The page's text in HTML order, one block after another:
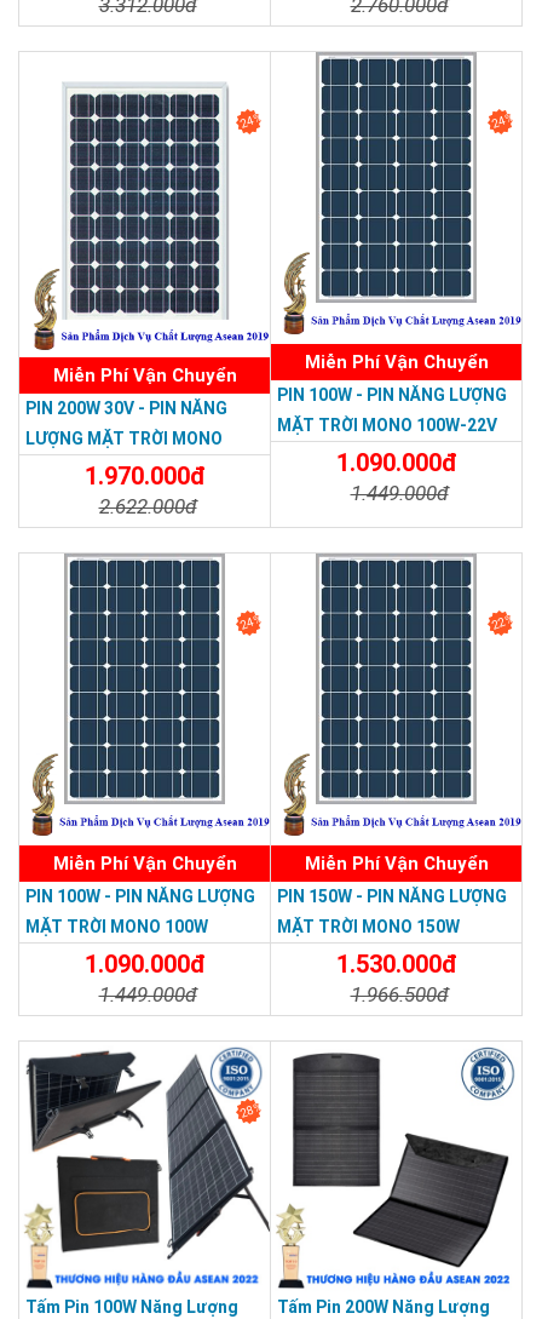
24%
Miễn Phí Vận Chuyển
PIN 200W 30V - PIN NĂNG
LƯỢNG MẶT TRỜI MONO
200W-30V1.970.000đ
2.622.000đ
24%
Miễn Phí Vận Chuyển
PIN 100W - PIN NĂNG LƯỢNG
MẶT TRỜI MONO 100W-22V
1.090.000đ
1.449.000đ
Chi Tiết Đặt Mua
24%
Miễn Phí Vận Chuyển
PIN 100W - PIN NĂNG LƯỢNG
MẶT TRỜI MONO 100W
1.090.000đ
1.449.000đ
22%
Miễn Phí Vận Chuyển
PIN 150W - PIN NĂNG LƯỢNG
MẶT TRỜI MONO 150W
1.530.000đ
1.966.500đ
28%
Tấm Pin 100W Năng Lượng
Tấm Pin 200W Năng Lượng